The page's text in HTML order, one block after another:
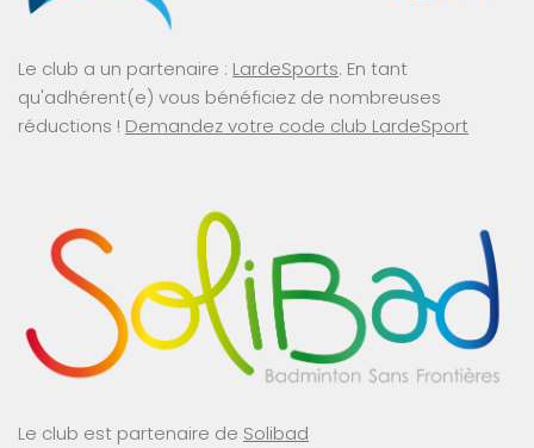
Le club a un partenaire : LardeSports. En tant
qu'adhérent(e) vous bénéficiez de nombreuses
réductions ! Demandez votre code club LardeSport
Le club est partenaire de Solibad